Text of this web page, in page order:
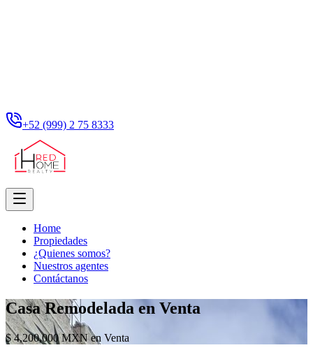
+52 (999) 2 75 8333
Home
Propiedades
¿Quienes somos?
Nuestros agentes
Contáctanos
Casa Remodelada en Venta
$ 4,200,000 MXN en Venta